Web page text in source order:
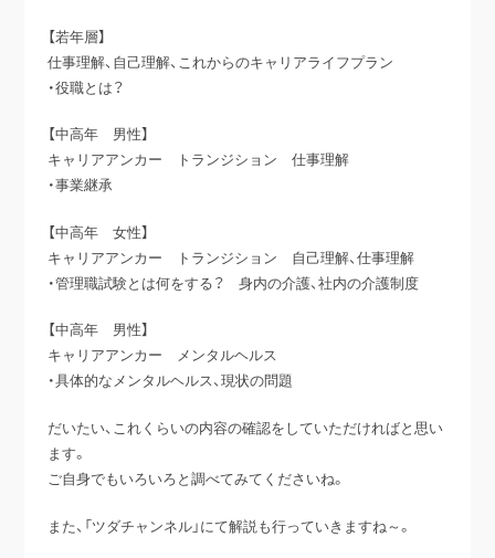
【若年層】
仕事理解、自己理解、これからのキャリアライフプラン
・役職とは？
【中高年 男性】
キャリアアンカー トランジション 仕事理解
・事業継承
【中高年 女性】
キャリアアンカー トランジション 自己理解、仕事理解
・管理職試験とは何をする？ 身内の介護、社内の介護制度
【中高年 男性】
キャリアアンカー メンタルヘルス
・具体的なメンタルヘルス、現状の問題
だいたい、これくらいの内容の確認をしていただければと思い
ます。
ご自身でもいろいろと調べてみてくださいね。
また、「ツダチャンネル」にて解説も行っていきますね～。